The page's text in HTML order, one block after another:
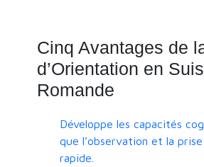
Cinq Avantages de
d’Orientation en
Romande
Développe les capacités
que l’observation et la
rapide.